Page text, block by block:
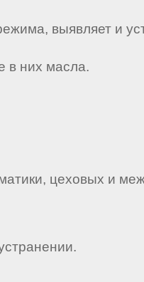
выявляет и
в них масла.
цеховых и